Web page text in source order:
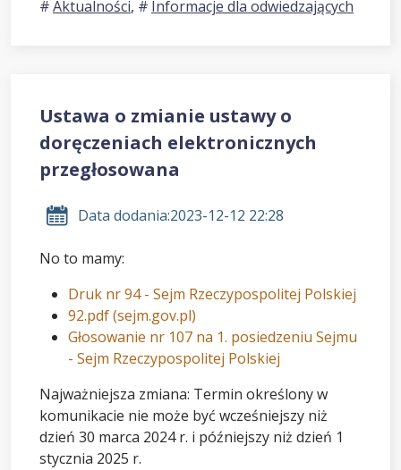
Aktualności, Informacje dla odwiedzających
Ustawa o zmianie ustawy o
doręczeniach elektronicznych
przegłosowana
Data dodania:2023-12-12 22:28
No to mamy:
Druk nr 94 - Sejm Rzeczypospolitej Polskiej
92.pdf (sejm.gov.pl)
Głosowanie nr 107 na 1. posiedzeniu Sejmu
- Sejm Rzeczypospolitej Polskiej
Najważniejsza zmiana: Termin określony w
komunikacie nie może być wcześniejszy niż
dzień 30 marca 2024 r. i późniejszy niż dzień 1
stycznia 2025 r.